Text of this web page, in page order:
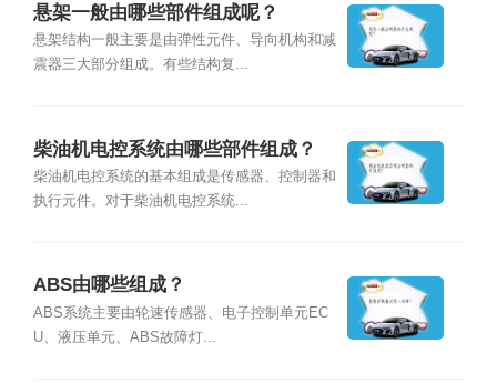
悬架一般由哪些部件组成呢？
悬架结构一般主要是由弹性元件、导向机构和减
震器三大部分组成。有些结构复...
柴油机电控系统由哪些部件组成？
柴油机电控系统的基本组成是传感器、控制器和
执行元件。对于柴油机电控系统...
ABS由哪些组成？
ABS系统主要由轮速传感器、电子控制单元EC
U、液压单元、ABS故障灯...